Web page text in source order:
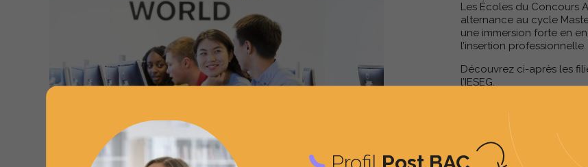
Les Écoles du Concours
alternance au cycle
une immersion forte en
l’insertion professionnelle.
Découvrez ci-après les
l’IESEG.
Profil Post BAC